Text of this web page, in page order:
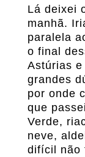
Lá deixei
manhã.
paralela
o final
Astúrias
grandes
por onde
que
Verde,
neve,
difícil não